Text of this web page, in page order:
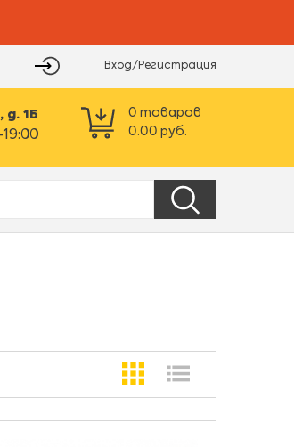
Вход/Регистрация
д. 1Б 0 товаров
0.00 руб.